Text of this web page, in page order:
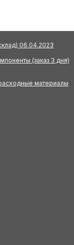
06.04.2023
(заказ 3 дня)
материалы